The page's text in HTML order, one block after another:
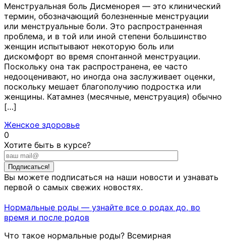
Менструальная боль Дисменорея — это клинический
термин, обозначающий болезненные менструации
или менструальные боли. Это распространенная
проблема, и в той или иной степени большинство
женщин испытывают некоторую боль или
дискомфорт во время спонтанной менструации.
Поскольку она так распространена, ее часто
недооценивают, но иногда она заслуживает оценки,
поскольку мешает благополучию подростка или
женщины. Катамнез (месячные, менструация) обычно
[…]
Женское здоровье
0
Хотите быть в курсе?
Вы можете подписаться на наши новости и узнавать
первой о самых свежих новостях.
Нормальные роды — узнайте все о родах до, во
время и после родов
Что такое нормальные роды? Всемирная